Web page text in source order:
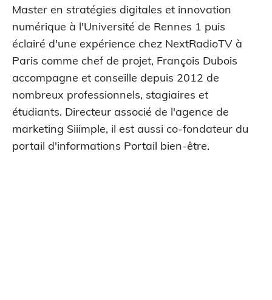
Master en stratégies digitales et innovation
numérique à l'Université de Rennes 1 puis
éclairé d'une expérience chez NextRadioTV à
Paris comme chef de projet, François Dubois
accompagne et conseille depuis 2012 de
nombreux professionnels, stagiaires et
étudiants. Directeur associé de l'agence de
marketing Siiimple, il est aussi co-fondateur du
portail d'informations Portail bien-être.